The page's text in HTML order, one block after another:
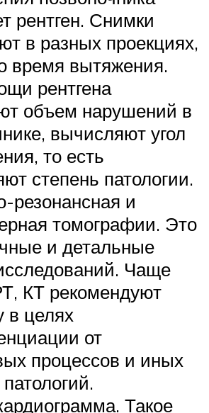
рентген. Снимки
в разных проекциях,
время вытяжения.
рентгена
объем нарушений в
вычисляют угол
то есть
степень патологии.
резонансная и
томографии. Это
и детальные
Чаще
КТ рекомендуют
в целях
от
процессов и иных
Такое